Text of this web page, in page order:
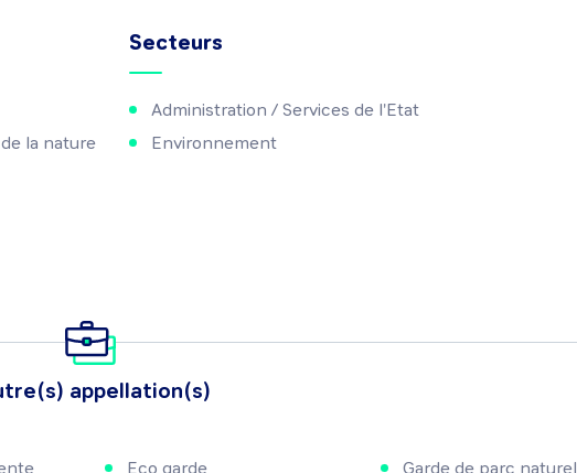
la nature
Secteurs
Administration / Services de l'Etat
Environnement
appellation(s)
Eco garde Garde de parc naturel